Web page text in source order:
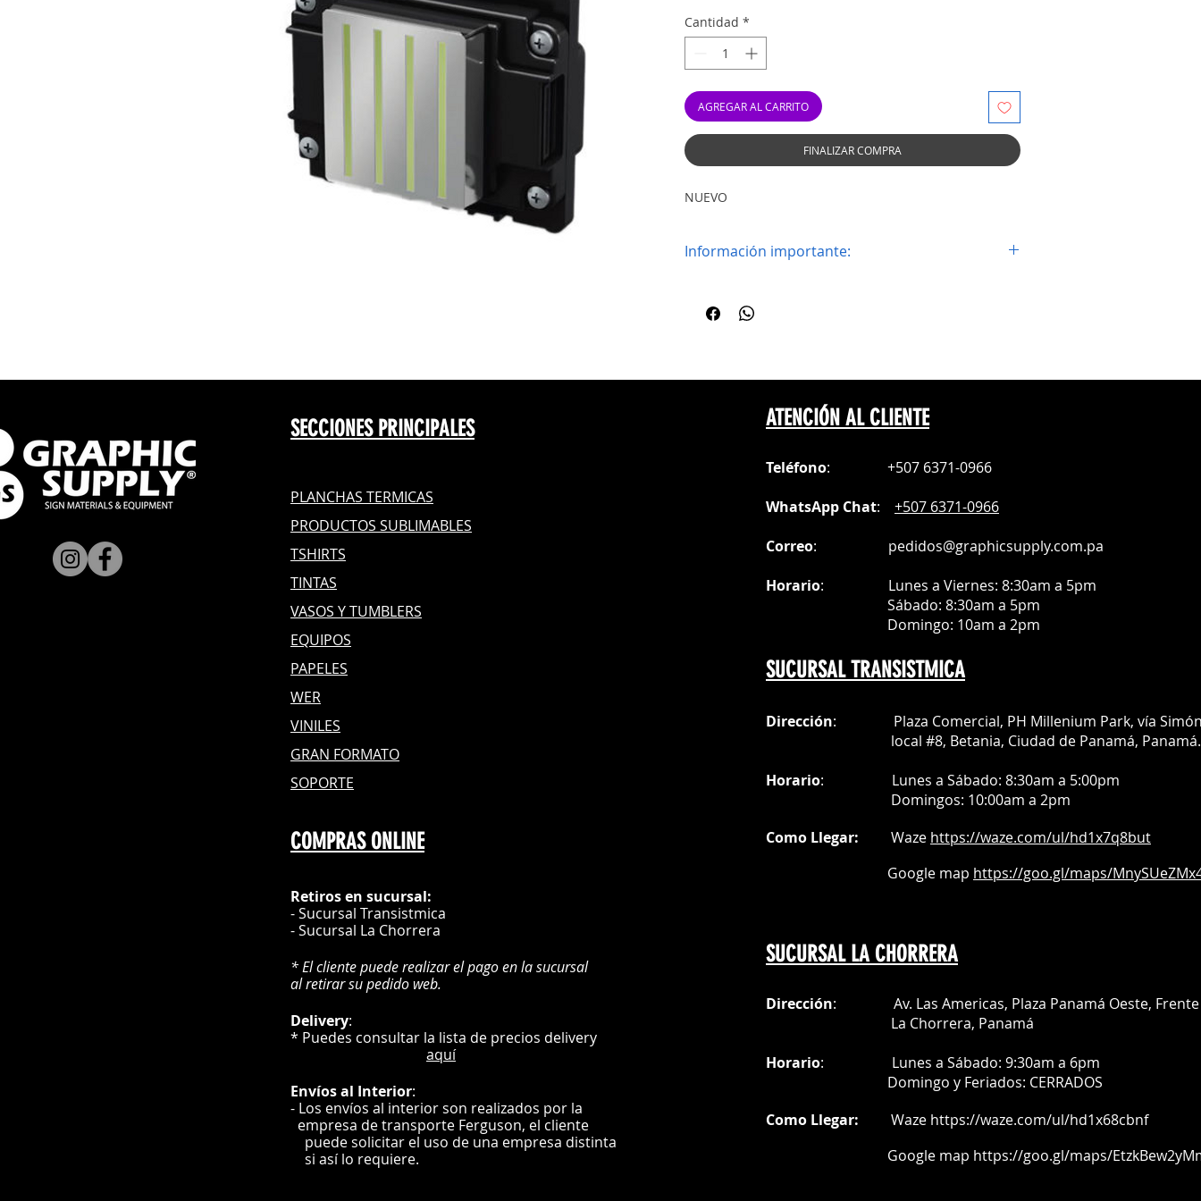
Cantidad *
AGREGAR AL CARRITO
FINALIZAR COMPRA
NUEVO
Información importante:
compatible con su maquina, los consumibles no
tienen garantía ni devolución.
Precio no incluye intalación
SECCIONES PRINCIPALES
PLANCHAS TERMICAS
PRODUCTOS SUBLIMABLES
TSHIRTS
TINTAS
VASOS Y TUMBLERS
EQUIPOS
PAPELES
WER
VINILES
GRAN FORMATO
SOPORTE
COMPRAS ONLINE
Retiros en sucursal:
- Sucursal Transistmica
- Sucursal La Chorrera
* El cliente puede realizar el pago en la sucursal
al retirar su pedido web.
Delivery:
* Puedes consultar la lista de precios delivery
aquí
Envíosal Interior:
- Los envíos al interior son realizados por la
empresa de transporte Ferguson, el cliente
puede solicitar el uso de una empresa distinta
si así lo requiere.
ATENCIÓN AL CLIENTE
Teléfono: +507 6371-0966
WhatsApp Chat: +507 6371-0966
Correo: pedidos@graphicsupply.com.pa
Horario: Lunes a Viernes: 8:30am a 5pm
Sábado: 8:30am a 5pm
Domingo: 10am a 2pm
SUCURSAL TRANSISTMICA
Dirección: Plaza Comercial, PH Millenium Park, vía
local #8, Betania, Ciudad de Panamá, Panamá.
Horario: Lunes a Sábado: 8:30am a 5:00pm
Domingos: 10:00am a 2pm
Como Llegar: Waze https://waze.com/ul/hd1x7q8but
Google map https://goo.gl/maps/
SUCURSAL LA CHORRERA
Dirección: Av. Las Americas, Plaza Panamá Oeste, Frente
La Chorrera, Panamá
Horario: Lunes a Sábado: 9:30am a 6pm
Domingo y Feriados: CERRADOS
Como Llegar: Waze https://waze.com/ul/hd1x68cbnf
Google map https://goo.gl/maps/